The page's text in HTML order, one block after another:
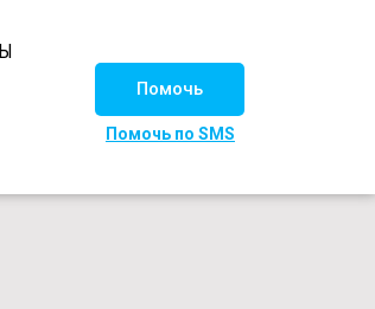
Помочь
Помочь по SMS